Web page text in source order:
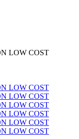
LOW COST